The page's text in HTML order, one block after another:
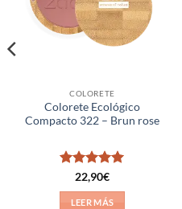
COLORETE
Colorete Ecológico
Compacto 322 – Brun rose
Valorado
con5de 5
22,90€
LEER MÁS